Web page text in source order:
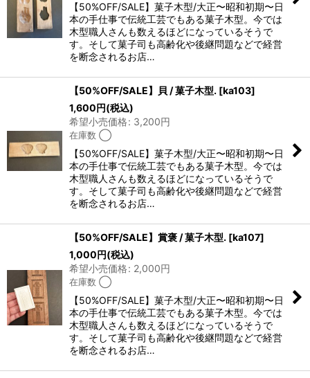
【50%OFF/SALE】菓子木型/大正〜昭和初期〜日
本の手仕事で伝統工芸でもある菓子木型。今では
木型職人さんも数えるほどになっているそうで
す。そして菓子司も高齢化や後継問題などで経営
を断念されるお店…
【50%OFF/SALE】貝 / 菓子木型. [ka103]
1,600円(税込)
希望小売価格: 3,200円
在庫数 ◯
【50%OFF/SALE】菓子木型/大正〜昭和初期〜日
本の手仕事で伝統工芸でもある菓子木型。今では
木型職人さんも数えるほどになっているそうで
す。そして菓子司も高齢化や後継問題などで経営
を断念されるお店…
【50%OFF/SALE】賞褒 / 菓子木型. [ka107]
1,000円(税込)
希望小売価格: 2,000円
在庫数 ◯
【50%OFF/SALE】菓子木型/大正〜昭和初期〜日
本の手仕事で伝統工芸でもある菓子木型。今では
木型職人さんも数えるほどになっているそうで
す。そして菓子司も高齢化や後継問題などで経営
を断念されるお店…